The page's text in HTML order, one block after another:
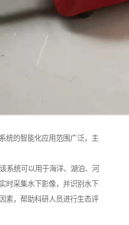
统的智能化应用范围广泛，主
系统可以用于海洋、湖泊、河
时采集水下影像，并识别水下
素，帮助科研人员进行生态评